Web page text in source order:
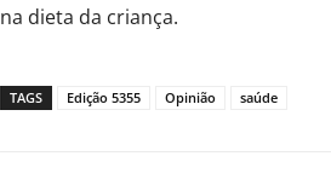
na dieta da criança.
TAGS Edição 5355 Opinião saúde